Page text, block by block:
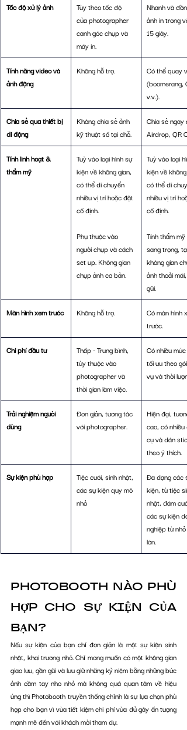
Tốc độ xử lý ảnh
Tùy theo tốc độ
của photographer
canh góc chụp và
máy in.
Nhanh và
ảnh in trong
15 giây.
Tính năng video và
ảnh động
Không hỗ trợ.
Có thể quay
(boomerang,
v.v.).
Chia sẻ qua thiết bị
di động
Không chia sẻ ảnh
kỹ thuật số tại chỗ.
Chia sẻ ngay
Airdrop, QR
Tính linh hoạt &
thẩm mỹ
Tuỳ vào loại hình sự
kiện về không gian,
có thể di chuyển
nhiều vị trí hoặc đặt
cố định.
Phụ thuộc vào
người chụp và cách
set up. Không gian
chụp ảnh cơ bản.
Tuỳ vào loại
kiện về không
có thể di
nhiều vị trí
cố định.
Tính thẩm mỹ
sang trọng, tạo
không gian
ảnh thoải mái,
gũi.
Màn hình xem trước Không hỗ trợ.
Có màn hình
trước.
Chi phí đầu tư
Thấp - Trung bình,
tùy thuộc vào
photographer và
thời gian làm việc.
Có nhiều mức
tối ưu theo gói
vụ và thời lượng.
Trải nghiệm người
dùng
Đơn giản, tương tác
với photographer.
Hiện đại,
cao, có nhiều
cụ và dán
theo ý thích.
Sự kiện phù hợp
Tiệc cưới, sinh nhật,
các sự kiện quy mô
nhỏ
Đa dạng các
kiện, từ tiệc
nhật, đám
các sự kiện
nghiệp từ nhỏ
lớn.
PHOTOBOOTH NÀO PHÙ
HỢP CHO SỰ KIỆN CỦA
BẠN?
Nếu sự kiện của bạn chỉ đơn giản là một sự kiện sinh
nhật, khai trương nhỏ. Chỉ mong muốn có một không gian
giao lưu, gần gũi và lưu giữ những kỷ niệm bằng những bức
ảnh cầm tay nho nhỏ mà không quá quan tâm về hiệu
ứng thì Photobooth truyền thống chỉnh là sự lựa chọn phù
hợp cho bạn vì vừa tiết kiệm chi phí vừa đủ gây ấn tượng
mạnh mẽ đến với khách mời tham dự.